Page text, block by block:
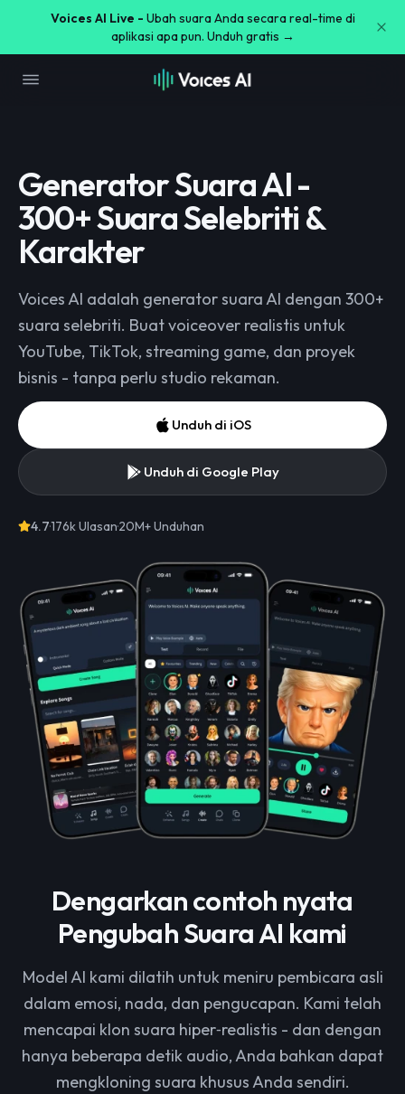
Voices AI Live - Ubah suara Anda secara real-time di
aplikasi apa pun. Unduh gratis →
Generator Suara AI -
300+ Suara Selebriti &
Karakter
Voices AI adalah generator suara AI dengan 300+
suara selebriti. Buat voiceover realistis untuk
YouTube, TikTok, streaming game, dan proyek
bisnis - tanpa perlu studio rekaman.
Unduh di iOS
Unduh di Google Play
4.7·176k Ulasan·20M+Unduhan
Dengarkan contoh nyata
Pengubah Suara AI kami
Model AI kami dilatih untuk meniru pembicara asli
dalam emosi, nada, dan pengucapan. Kami telah
mencapai klon suara hiper‑realistis - dan dengan
hanya beberapa detik audio, Anda bahkan dapat
mengkloning suara khusus Anda sendiri.